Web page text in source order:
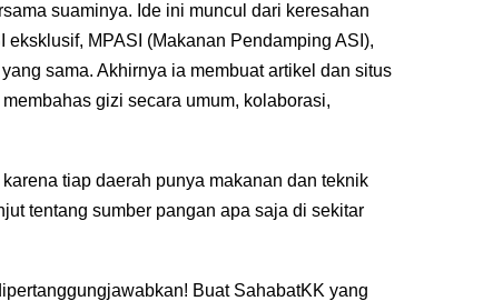
suaminya. Ide ini muncul dari keresahan
MPASI (Makanan Pendamping ASI),
sama. Akhirnya ia membuat artikel dan situs
gizi secara umum, kolaborasi,
tiap daerah punya makanan dan teknik
tentang sumber pangan apa saja di sekitar
Buat SahabatKK yang